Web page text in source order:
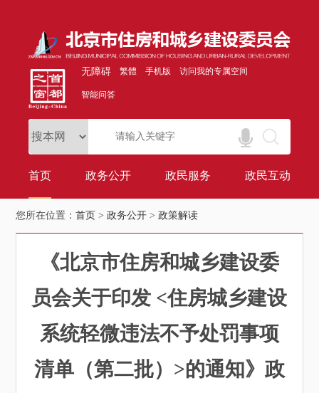
无障碍 繁體 手机版 访问我的专属空间
智能问答
首页 政务公开 政民服务 政民互动
您所在位置：首页 >政务公开 >政策解读
《北京市住房和城乡建设委
员会关于印发 <住房城乡建设
系统轻微违法不予处罚事项
清单（第二批）>的通知》政